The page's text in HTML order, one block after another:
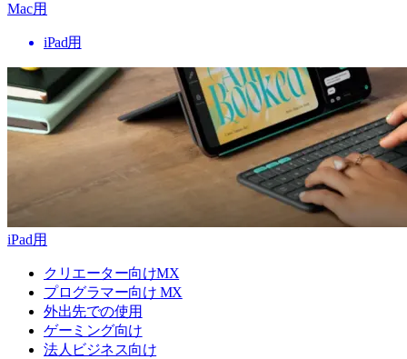
Mac用
iPad用
iPad用
クリエーター向けMX
プログラマー向け MX
外出先での使用
ゲーミング向け
法人ビジネス向け